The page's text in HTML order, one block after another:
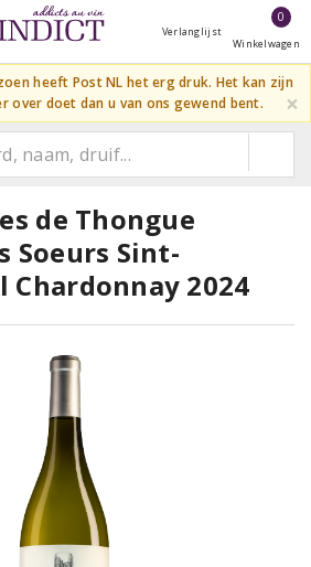
Verlanglijst
0
Winkelwagen
heeft Post NL het erg druk. Het kan zijn
over doet dan u van ons gewend bent.
×
de Thongue
Soeurs Sint-
Chardonnay 2024